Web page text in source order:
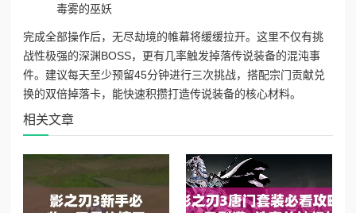
毒雾的巫妖
完成全部操作后，无尽劫境的帷幕将缓缓拉开。这里不仅有挑
战性极强的深渊BOSS，更有几率触发掉落传说装备的混沌事
件。建议每天至少预留45分钟进行三次挑战，搭配宗门贡献兑
换的双倍掉落卡，能快速积攒打造传说装备的核心材料。
相关文章